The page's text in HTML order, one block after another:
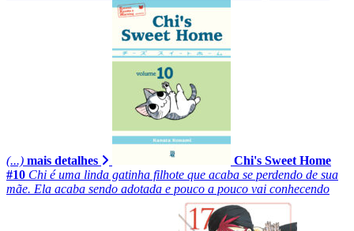
(...) mais detalhes
Chi's Sweet Home
#10 Chi é uma linda gatinha filhote que acaba se perdendo de sua
mãe. Ela acaba sendo adotada e pouco a pouco vai conhecendo